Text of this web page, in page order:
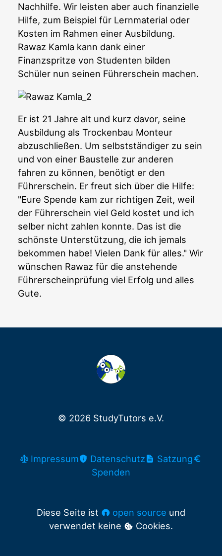
Nachhilfe. Wir leisten aber auch finanzielle
Hilfe, zum Beispiel für Lernmaterial oder
Kosten im Rahmen einer Ausbildung.
Rawaz Kamla kann dank einer
Finanzspritze von Studenten bilden
Schüler nun seinen Führerschein machen.
Er ist 21 Jahre alt und kurz davor, seine
Ausbildung als Trockenbau Monteur
abzuschließen. Um selbstständiger zu sein
und von einer Baustelle zur anderen
fahren zu können, benötigt er den
Führerschein. Er freut sich über die Hilfe:
"Eure Spende kam zur richtigen Zeit, weil
der Führerschein viel Geld kostet und ich
selber nicht zahlen konnte. Das ist die
schönste Unterstützung, die ich jemals
bekommen habe! Vielen Dank für alles." Wir
wünschen Rawaz für die anstehende
Führerscheinprüfung viel Erfolg und alles
Gute.
© 2026 StudyTutors e.V.
Impressum Datenschutz
Satzung
Spenden
Diese Seite ist open source und
verwendet keine
Cookies.